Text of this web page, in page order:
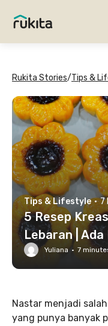
Rukita Stories/Tips &
Tips & Lifestyle · 7
5 Resep
Lebaran | Ada
Yuliana · 7
Nastar menjadi
yang punya banyak